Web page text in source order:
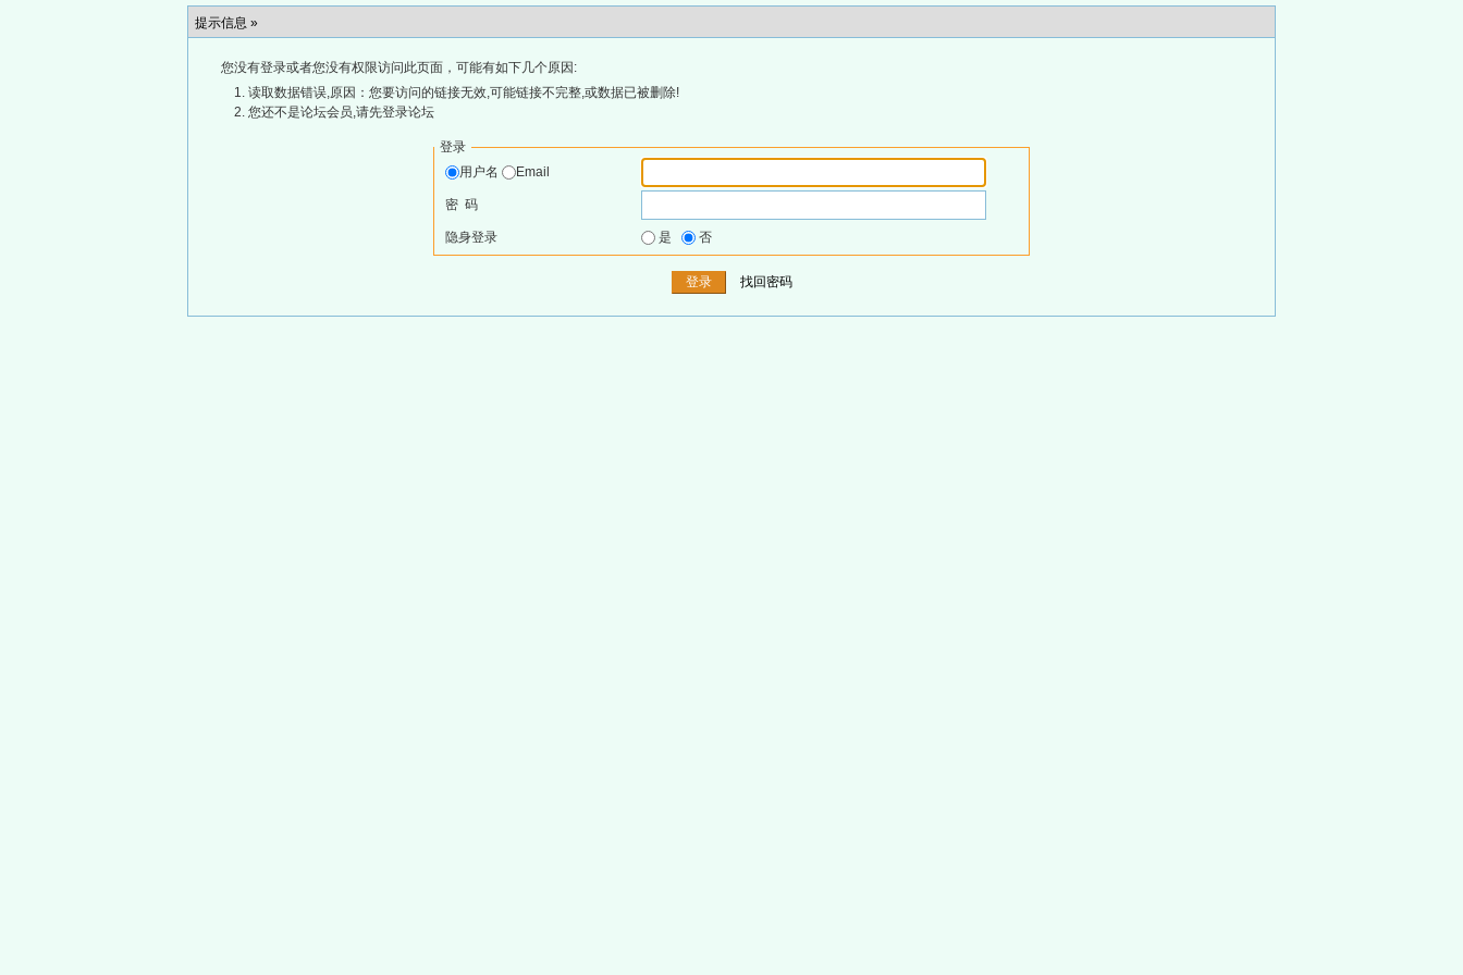
提示信息 »
您没有登录或者您没有权限访问此页面，可能有如下几个原因:
读取数据错误,原因：您要访问的链接无效,可能链接不完整,或数据已被删除!
您还不是论坛会员,请先登录论坛
登录
用户名
Email
密 码
隐身登录 是 否
找回密码